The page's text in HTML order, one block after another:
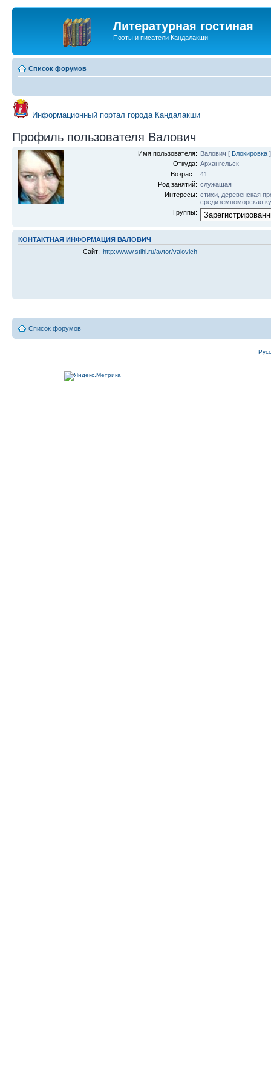
Литературная гостиная
Поэты и писатели Кандалакши
Список форумов
Информационный портал города Кандалакши
Профиль пользователя Валович
Имя пользователя: Валович [ Блокировка]
Откуда: Архангельск
Возраст: 41
Род занятий: служащая
Интересы: стихи, деревенская
средиземноморская
Группы:
КОНТАКТНАЯ ИНФОРМАЦИЯ ВАЛОВИЧ
Сайт: http://www.stihi.ru/avtor/valovich
Список форумов